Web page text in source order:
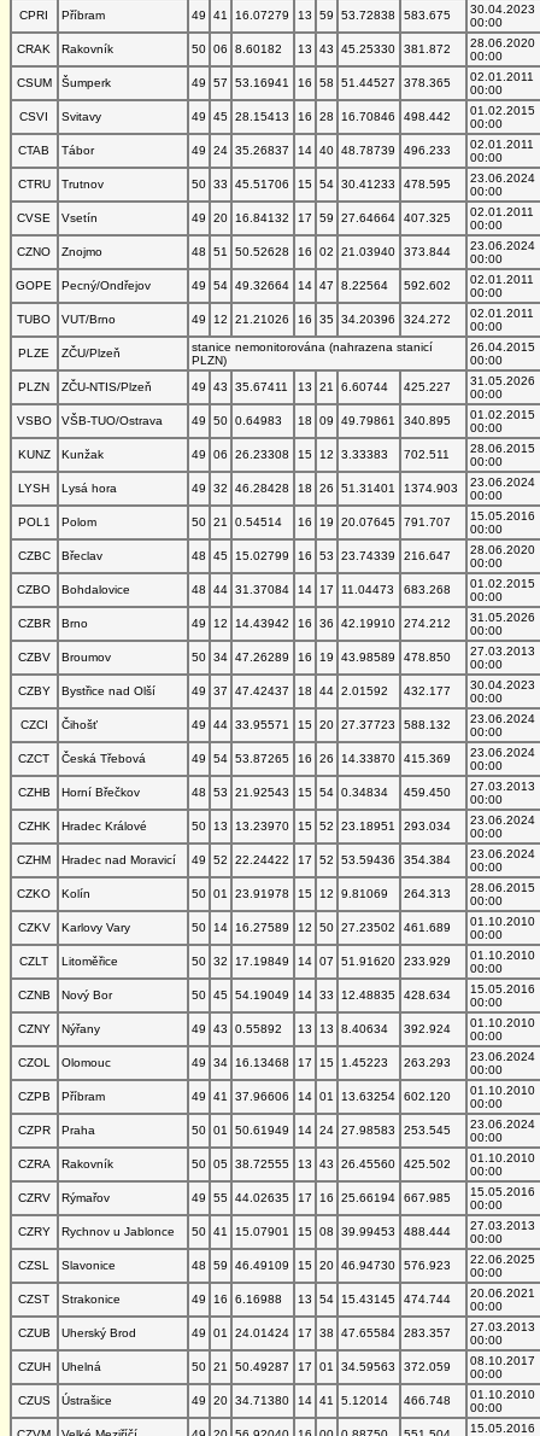
CPRI
Příbram 49 41 16.07279 13 59 53.72838 583.675
30.04.2023
00:00
CRAK
Rakovník 50 06 8.60182 13 43 45.25330 381.872
28.06.2020
00:00
CSUM
Šumperk 49 57 53.16941 16 58 51.44527 378.365
02.01.2011
00:00
CSVI
Svitavy 49 45 28.15413 16 28 16.70846 498.442
01.02.2015
00:00
CTAB
Tábor 49 24 35.26837 14 40 48.78739 496.233
02.01.2011
00:00
CTRU
Trutnov 50 33 45.51706 15 54 30.41233 478.595
23.06.2024
00:00
CVSE
Vsetín 49 20 16.84132 17 59 27.64664 407.325
02.01.2011
00:00
CZNO
Znojmo 48 51 50.52628 16 02 21.03940 373.844
23.06.2024
00:00
GOPE
Pecný/Ondřejov 49 54 49.32664 14 47 8.22564 592.602
02.01.2011
00:00
TUBO
VUT/Brno 49 12 21.21026 16 35 34.20396 324.272
02.01.2011
00:00
PLZE
ZČU/Plzeň
stanice nemonitorována (nahrazena stanicí
PLZN)
26.04.2015
00:00
PLZN
ZČU-NTIS/Plzeň 49 43 35.67411 13 21 6.60744 425.227
31.05.2026
00:00
VSBO
VŠB-TUO/Ostrava 49 50 0.64983 18 09 49.79861 340.895
01.02.2015
00:00
KUNZ
Kunžak 49 06 26.23308 15 12 3.33383 702.511
28.06.2015
00:00
LYSH
Lysá hora 49 32 46.28428 18 26 51.31401 1374.903
23.06.2024
00:00
POL1
Polom 50 21 0.54514 16 19 20.07645 791.707
15.05.2016
00:00
CZBC
Břeclav 48 45 15.02799 16 53 23.74339 216.647
28.06.2020
00:00
CZBO
Bohdalovice 48 44 31.37084 14 17 11.04473 683.268
01.02.2015
00:00
CZBR
Brno 49 12 14.43942 16 36 42.19910 274.212
31.05.2026
00:00
CZBV
Broumov 50 34 47.26289 16 19 43.98589 478.850
27.03.2013
00:00
CZBY
Bystřice nad Olší 49 37 47.42437 18 44 2.01592 432.177
30.04.2023
00:00
CZCI
Čihošť 49 44 33.95571 15 20 27.37723 588.132
23.06.2024
00:00
CZCT
Česká Třebová 49 54 53.87265 16 26 14.33870 415.369
23.06.2024
00:00
CZHB
Horní Břečkov 48 53 21.92543 15 54 0.34834 459.450
27.03.2013
00:00
CZHK
Hradec Králové 50 13 13.23970 15 52 23.18951 293.034
23.06.2024
00:00
CZHM
Hradec nad Moravicí 49 52 22.24422 17 52 53.59436 354.384
23.06.2024
00:00
CZKO
Kolín 50 01 23.91978 15 12 9.81069 264.313
28.06.2015
00:00
CZKV
Karlovy Vary 50 14 16.27589 12 50 27.23502 461.689
01.10.2010
00:00
CZLT
Litoměřice 50 32 17.19849 14 07 51.91620 233.929
01.10.2010
00:00
CZNB
Nový Bor 50 45 54.19049 14 33 12.48835 428.634
15.05.2016
00:00
CZNY
Nýřany 49 43 0.55892 13 13 8.40634 392.924
01.10.2010
00:00
CZOL
Olomouc 49 34 16.13468 17 15 1.45223 263.293
23.06.2024
00:00
CZPB
Příbram 49 41 37.96606 14 01 13.63254 602.120
01.10.2010
00:00
CZPR
Praha 50 01 50.61949 14 24 27.98583 253.545
23.06.2024
00:00
CZRA
Rakovník 50 05 38.72555 13 43 26.45560 425.502
01.10.2010
00:00
CZRV
Rýmařov 49 55 44.02635 17 16 25.66194 667.985
15.05.2016
00:00
CZRY
Rychnov u Jablonce 50 41 15.07901 15 08 39.99453 488.444
27.03.2013
00:00
CZSL
Slavonice 48 59 46.49109 15 20 46.94730 576.923
22.06.2025
00:00
CZST
Strakonice 49 16 6.16988 13 54 15.43145 474.744
20.06.2021
00:00
CZUB
Uherský Brod 49 01 24.01424 17 38 47.65584 283.357
27.03.2013
00:00
CZUH
Uhelná 50 21 50.49287 17 01 34.59563 372.059
08.10.2017
00:00
CZUS
Ústrašice 49 20 34.71380 14 41 5.12014 466.748
01.10.2010
00:00
15.05.2016